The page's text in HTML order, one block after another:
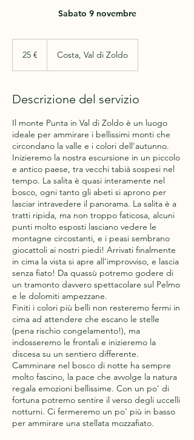
Sabato 9 novembre
25 € Costa, Val di Zoldo
Descrizione del servizio
Il monte Punta in Val di Zoldo è un luogo
ideale per ammirare i bellissimi monti che
circondano la valle e i colori dell'autunno.
Inizieremo la nostra escursione in un piccolo
e antico paese, tra vecchi tabià sospesi nel
tempo. La salita è quasi interamente nel
bosco, ogni tanto gli abeti si aprono per
lasciar intravedere il panorama. La salita è a
tratti ripida, ma non troppo faticosa, alcuni
punti molto esposti lasciano vedere le
montagne circostanti, e i peasi sembrano
giocattoli ai nostri piedi! Arrivati finalmente
in cima la vista si apre all'improvviso, e lascia
senza fiato! Da quassù potremo godere di
un tramonto davvero spettacolare sul Pelmo
e le dolomiti ampezzane.
Finiti i colori più belli non resteremo fermi in
cima ad attendere che escano le stelle
(pena rischio congelamento!), ma
indosseremo le frontali e inizieremo la
discesa su un sentiero differente.
Camminare nel bosco di notte ha sempre
molto fascino, la pace che avvolge la natura
regala emozioni bellissime. Con un po' di
fortuna potremo sentire il verso degli uccelli
notturni. Ci fermeremo un po' più in basso
per ammirare una stellata mozzafiato.